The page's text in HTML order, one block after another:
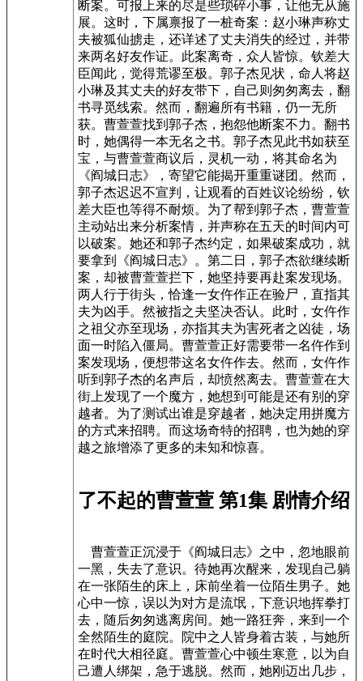
断案。可报上来的尽是些琐碎小事，让他无从施
展。这时，下属禀报了一桩奇案：赵小琳声称丈
夫被狐仙掳走，还详述了丈夫消失的经过，并带
来两名好友作证。此案离奇，众人皆惊。钦差大
臣闻此，觉得荒谬至极。郭子杰见状，命人将赵
小琳及其丈夫的好友带下，自己则匆匆离去，翻
书寻觅线索。然而，翻遍所有书籍，仍一无所
获。曹萱萱找到郭子杰，抱怨他断案不力。翻书
时，她偶得一本无名之书。郭子杰见此书如获至
宝，与曹萱萱商议后，灵机一动，将其命名为
《阎城日志》，寄望它能揭开重重谜团。然而，
郭子杰迟迟不宣判，让观看的百姓议论纷纷，钦
差大臣也等得不耐烦。为了帮到郭子杰，曹萱萱
主动站出来分析案情，并声称在五天的时间内可
以破案。她还和郭子杰约定，如果破案成功，就
要拿到《阎城日志》。第二日，郭子杰欲继续断
案，却被曹萱萱拦下，她坚持要再赴案发现场。
两人行于街头，恰逢一女仵作正在验尸，直指其
夫为凶手。然被指之夫坚决否认。此时，女仵作
之祖父亦至现场，亦指其夫为害死者之凶徒，场
面一时陷入僵局。曹萱萱正好需要带一名仵作到
案发现场，便想带这名女仵作去。然而，女仵作
听到郭子杰的名声后，却愤然离去。曹萱萱在大
街上发现了一个魔方，她想到可能是还有别的穿
越者。为了测试出谁是穿越者，她决定用拼魔方
的方式来招聘。而这场奇特的招聘，也为她的穿
越之旅增添了更多的未知和惊喜。
了不起的曹萱萱 第1集 剧情介绍
曹萱萱正沉浸于《阎城日志》之中，忽地眼前
一黑，失去了意识。待她再次醒来，发现自己躺
在一张陌生的床上，床前坐着一位陌生男子。她
心中一惊，误以为对方是流氓，下意识地挥拳打
去，随后匆匆逃离房间。她一路狂奔，来到一个
全然陌生的庭院。院中之人皆身着古装，与她所
在时代大相径庭。曹萱萱心中顿生寒意，以为自
己遭人绑架，急于逃脱。然而，她刚迈出几步，